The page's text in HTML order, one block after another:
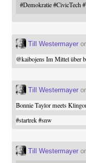
#Demokratie #CivicTech #
Till Westermayer
@kaibojensIm Mittel über
Till Westermayer
Bonnie Taylor meets
#startrek #snw
Till Westermayer